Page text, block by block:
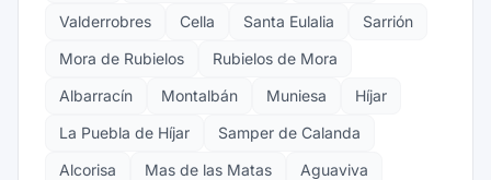
Valderrobres
Cella Santa Eulalia
Sarrión
Mora de Rubielos
Rubielos de Mora
Albarracín
Montalbán Muniesa
Híjar
La Puebla de Híjar
Samper de Calanda
Alcorisa
Mas de las Matas
Aguaviva